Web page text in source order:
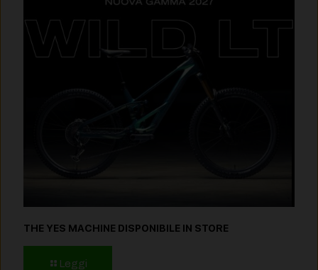
THE YES MACHINE DISPONIBILE IN STORE
Leggi